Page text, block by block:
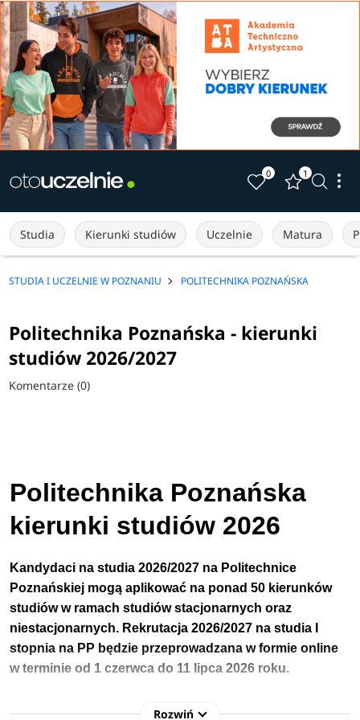
0 1
Studia Kierunki studiów Uczelnie Matura
STUDIA I UCZELNIE W POZNANIU POLITECHNIKA POZNAŃSKA
Politechnika Poznańska - kierunki
studiów 2026/2027
Komentarze (0)
Politechnika Poznańska
kierunki studiów 2026
Kandydaci na studia 2026/2027 na Politechnice
Poznańskiej mogą aplikować na ponad 50 kierunków
studiów w ramach studiów stacjonarnych oraz
niestacjonarnych. Rekrutacja 2026/2027 na studia I
stopnia na PP będzie przeprowadzana w formie online
w terminieod 1 czerwca do 11 lipca 2026 roku.
Dla niektórych kierunków studiów terminy rekrutacji mogą się
Rozwiń